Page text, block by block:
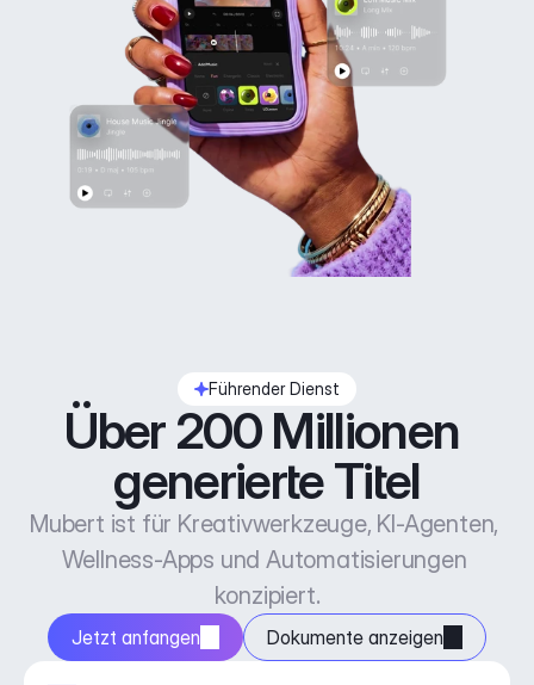
Führender Dienst
Über 200 Millionen
generierte Titel
Mubert ist für Kreativwerkzeuge, KI-Agenten,
Wellness-Apps und Automatisierungen
konzipiert.
Jetzt anfangen Dokumente anzeigen